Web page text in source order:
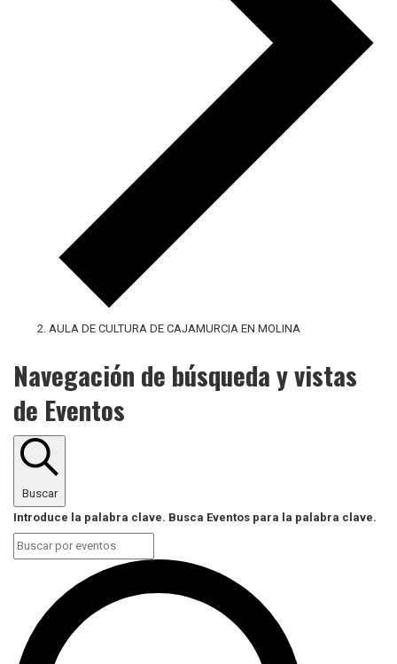
AULA DE CULTURA DE CAJAMURCIA EN MOLINA
Navegación de búsqueda y vistas
de Eventos
Buscar
Introduce la palabra clave. Busca Eventos para la palabra clave.